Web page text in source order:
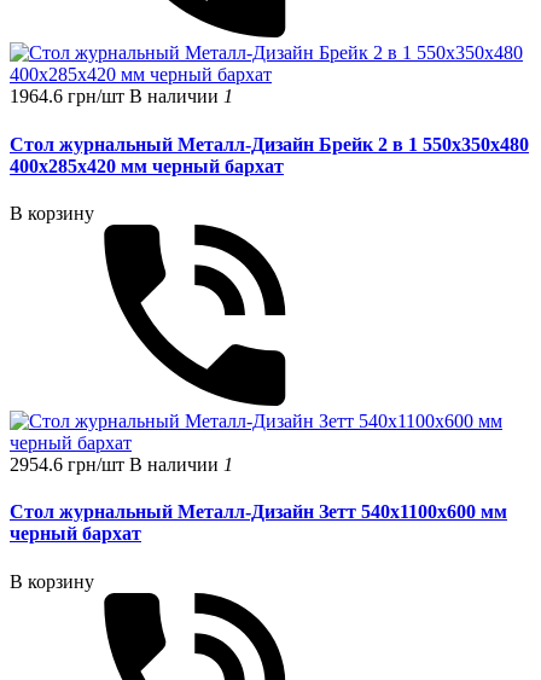
1964.6 грн/шт В наличии 1
Стол журнальный Металл-Дизайн Брейк 2 в 1 550х350х480
400х285х420 мм черный бархат
В корзину
2954.6 грн/шт В наличии 1
Стол журнальный Металл-Дизайн Зетт 540х1100х600 мм
черный бархат
В корзину